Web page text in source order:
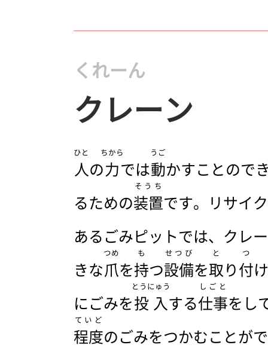
くれーん
クレーン
人
ひと
の力
ちから
では動
うご
かすことので
るための装置
そうち
です。リサイ
あるごみピットでは、クレ
きな爪
つめ
を持
も
つ設備
せつび
を取
と
り付
つ
にごみを投入
とうにゅう
する仕事
しごと
をし
程度
ていど
のごみをつかむことが